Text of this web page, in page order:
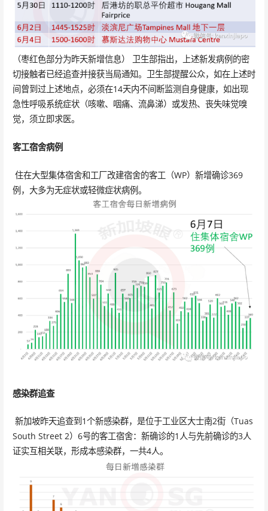
（枣红色部分为昨天新增信息） 卫生部指出，上述新发病例的密
切接触者已经追查并接获当局通知。卫生部提醒公众，如在上述时
间曾到过上述地点，必须在14天内不间断监测自身健康，如出现
急性呼吸系统症状（咳嗽、咽痛、流鼻涕）或发热、丧失味觉嗅
觉，须立即求医。
客工宿舍病例
住在大型集体宿舍和工厂改建宿舍的客工（WP）新增确诊369
例，大多为无症状或轻微症状病例。
感染群追查
新加坡昨天追查到1个新感染群，是位于工业区大士南2街（Tuas
South Street 2）6号的客工宿舍：新确诊的1人与先前确诊的3人
证实互相关联，形成本感染群，一共4人。